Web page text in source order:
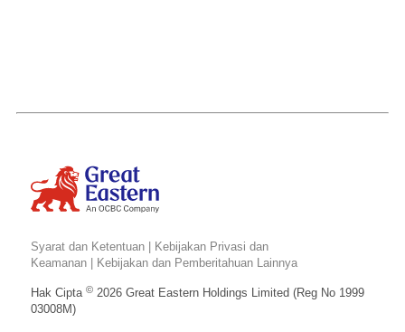
Syarat dan Ketentuan
Kebijakan Privasi dan
Keamanan
Kebijakan dan Pemberitahuan Lainnya
Hak Cipta© 2026 Great Eastern Holdings Limited (Reg No 1999
03008M)